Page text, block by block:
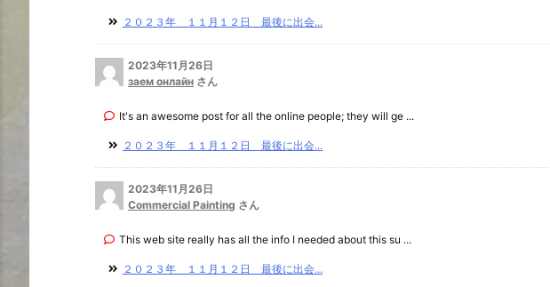
２０２３年 １１月１２日 最後に出会...
2023年11月26日
заем онлайн さん
It's an awesome post for all the online people; they will ge ...
２０２３年 １１月１２日 最後に出会...
2023年11月26日
Commercial Painting さん
This web site really has all the info I needed about this su ...
２０２３年 １１月１２日 最後に出会...